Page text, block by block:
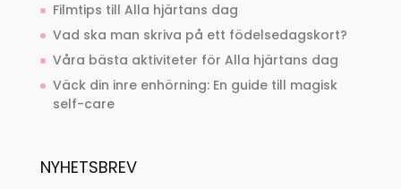
Filmtips till Alla hjärtans dag
Vad ska man skriva på ett födelsedagskort?
Våra bästa aktiviteter för Alla hjärtans dag
Väck din inre enhörning: En guide till magisk
self-care
NYHETSBREV